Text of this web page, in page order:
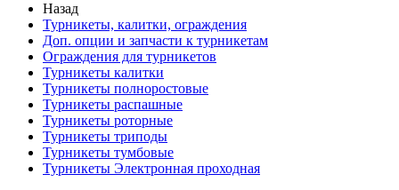
Назад
Турникеты, калитки, ограждения
Доп. опции и запчасти к турникетам
Ограждения для турникетов
Турникеты калитки
Турникеты полноростовые
Турникеты распашные
Турникеты роторные
Турникеты триподы
Турникеты тумбовые
Турникеты Электронная проходная